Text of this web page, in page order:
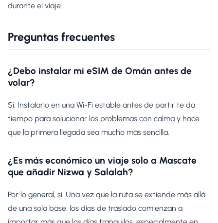
durante el viaje.
Preguntas frecuentes
¿Debo instalar mi eSIM de Omán antes de
volar?
Sí. Instalarlo en una Wi-Fi estable antes de partir te da
tiempo para solucionar los problemas con calma y hace
que la primera llegada sea mucho más sencilla.
¿Es más económico un viaje solo a Mascate
que añadir Nizwa y Salalah?
Por lo general, sí. Una vez que la ruta se extiende más allá
de una sola base, los días de traslado comienzan a